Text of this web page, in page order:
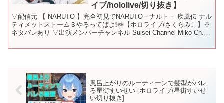
イブ/hololive/切り抜き】
▽配信元 【 NARUTO 】完全初見でNARUTO－ナルト－ 疾風伝 ナル
ティメットストーム３やるってばよ❕🍥【ホロライブ/さくらみこ】※
ネタバレあり ▽出演メンバーチャンネル Suisei Channel Miko Ch.
風呂上がりのルーティーンで髪型がバレ
る星街すいせい [ホロライブ/星街すいせ
い切り抜き]